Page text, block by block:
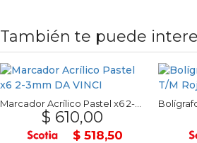
También te puede
$ 610,00
$ 518,50